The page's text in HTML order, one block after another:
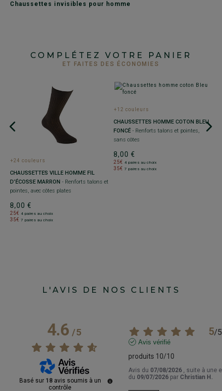
Chaussettes invisibles pour homme
COMPLÉTEZ VOTRE PANIER
ET FAITES DES ÉCONOMIES
+24 couleurs
CHAUSSETTES VILLE HOMME FIL
D’ÉCOSSE MARRON - Renforts talons et
pointes, avec côtes plates
8,00 €
25€ 4 paires au choix
35€ 7 paires au choix
+12 couleurs
CHAUSSETTES HOMME COTON BLEU
FONCÉ - Renforts talons et pointes,
sans côtes
8,00 €
25€ 4 paires au choix
35€ 7 paires au choix
L'AVIS DE NOS CLIENTS
4.6/5
Basé sur 18 avis soumis à un
contrôle
5/5
Avis vérifié
produits 10/10
Avis du 07/08/2026
, suite à une
du 09/07/2026 par Christian H.